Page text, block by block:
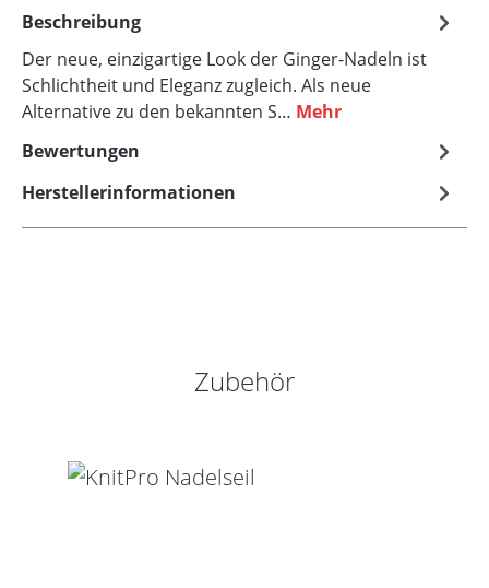
Beschreibung
Der neue, einzigartige Look der Ginger-Nadeln ist
Schlichtheit und Eleganz zugleich. Als neue
Alternative zu den bekannten S… Mehr
Bewertungen
Herstellerinformationen
Produktgalerie überspringen
Zubehör